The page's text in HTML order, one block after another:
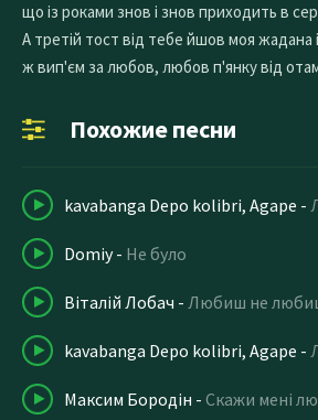
що із роками знов і знов приходить в
А третій тост від тебе йшов моя жадана
ж вип'єм за любов, любов п'янку від
Похожие песни
kavabanga Depo kolibri, Agape -
Domiy- Не було
Віталій Лобач - Любиш не
kavabanga Depo kolibri, Agape -
Максим Бородiн - Скажи мені любов